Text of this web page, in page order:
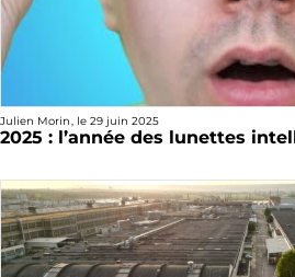
Julien Morin, le 29 juin 2025
2025 : l’année des lunettes